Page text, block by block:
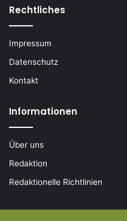
Rechtliches
Impressum
Datenschutz
Kontakt
Informationen
Über uns
Redaktion
Redaktionelle Richtlinien